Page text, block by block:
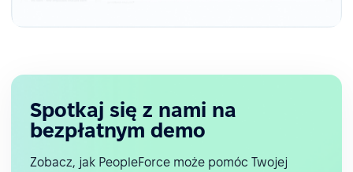
Spotkaj się z nami na
bezpłatnym demo
Zobacz, jak PeopleForce może pomóc Twojej